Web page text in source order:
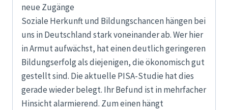
neue Zugänge
Soziale Herkunft und Bildungschancen hängen bei
uns in Deutschland stark voneinander ab. Wer hier
in Armut aufwächst, hat einen deutlich geringeren
Bildungserfolg als diejenigen, die ökonomisch gut
gestellt sind. Die aktuelle PISA-Studie hat dies
gerade wieder belegt. Ihr Befund ist in mehrfacher
Hinsicht alarmierend. Zum einen hängt